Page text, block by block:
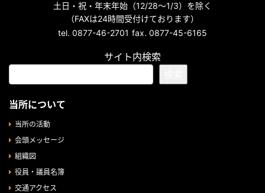
土日・祝・年末年始（12/28～1/3）を除く
（FAXは24時間受付けております）
tel. 0877-46-2701 fax. 0877-45-6165
サイト内検索
当所について
当所の活動
会頭メッセージ
組織図
役員・議員名簿
交通アクセス